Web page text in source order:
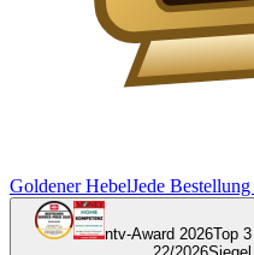
Goldener HebelJede
ntv-Award 2026Top